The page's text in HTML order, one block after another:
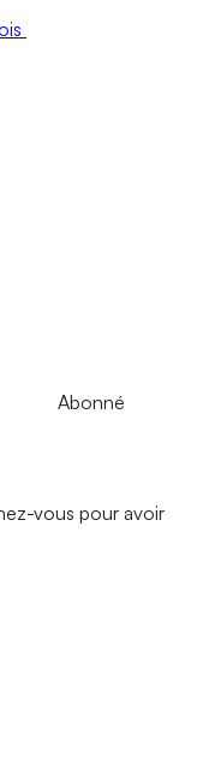
Abonné
vous pour avoir